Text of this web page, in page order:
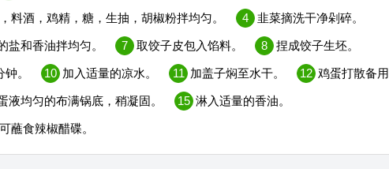
料酒，鸡精，糖，生抽，胡椒粉拌均匀。 4 韭菜摘洗干净剁碎。
盐和香油拌均匀。 7 取饺子皮包入馅料。 8 捏成饺子生坯。
。 10 加入适量的凉水。 11 加盖子焖至水干。 12 鸡蛋打散备用
液均匀的布满锅底，稍凝固。 15 淋入适量的香油。
蘸食辣椒醋碟。